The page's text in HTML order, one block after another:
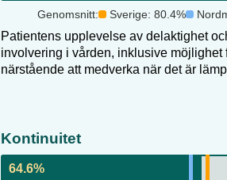
Genomsnitt: Sverige: 80.4%
Patientens upplevelse av delaktighet
involvering i vården, inklusive möjlighet
närstående att medverka när det är
Kontinuitet
64.6%